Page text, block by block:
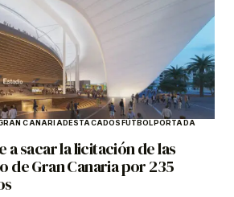
CANARIADESTACADOSFÚTBOLPORTADA
a sacar la licitación de las
de Gran Canaria por 235